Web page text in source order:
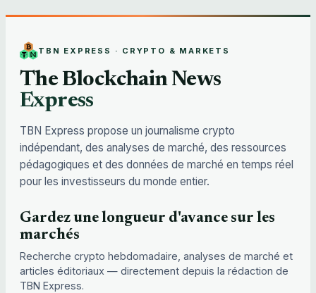
TBN EXPRESS · CRYPTO & MARKETS
The Blockchain News
Express
TBN Express propose un journalisme crypto
indépendant, des analyses de marché, des ressources
pédagogiques et des données de marché en temps réel
pour les investisseurs du monde entier.
Gardez une longueur d'avance sur les
marchés
Recherche crypto hebdomadaire, analyses de marché et
articles éditoriaux — directement depuis la rédaction de
TBN Express.